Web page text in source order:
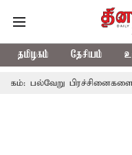
தமிழகம் தேசியம்
எழுப்ப